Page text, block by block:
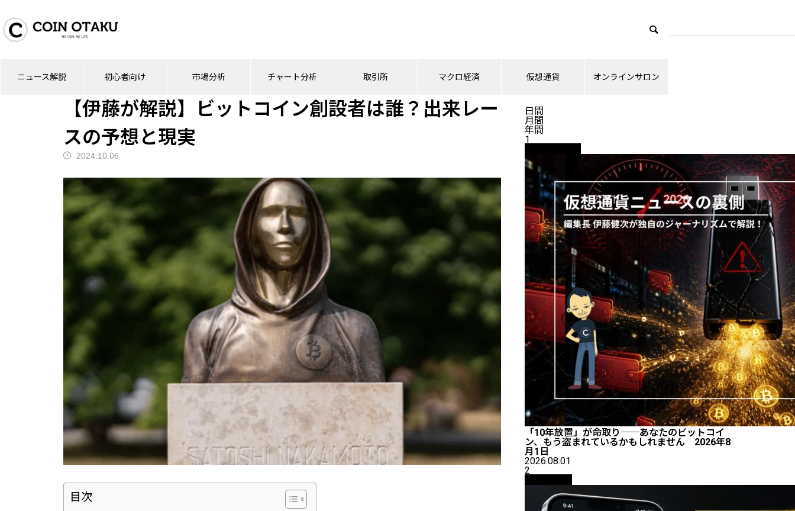
ニュース解説 初心者向け 市場分析 チャート分析 取引所 マクロ経済 仮想通貨 オンラインサロン
ニュース解説
【伊藤が解説】ビットコイン創設者は誰？出来レー
スの予想と現実
2024.10.06
目次
ランキング
日間
月間
年間
1
「10年放置」が命取り──あなたのビットコイ
ン、もう盗まれているかもしれません 2026年8
月1日
2026.08.01
2